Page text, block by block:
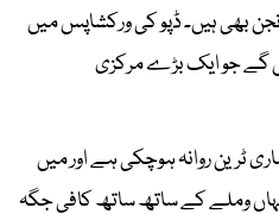
بھی ہیں۔ ڈپو کی ورکشاپس میں
گے جو ایک بڑے مرکزی
ٹرین روانہ ہوچکی ہے اور میں
وملے کے ساتھ ساتھ کافی جگہ